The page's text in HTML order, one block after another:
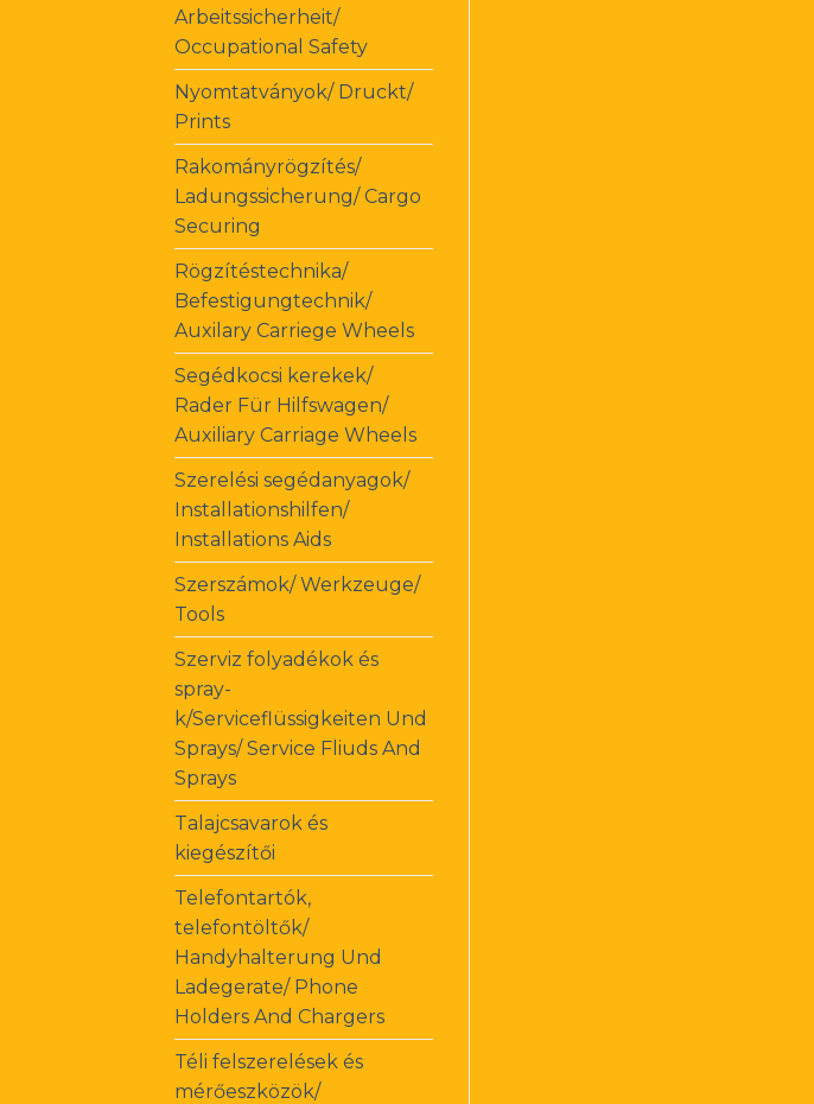
Arbeitssicherheit/
Occupational Safety
Nyomtatványok/ Druckt/
Prints
Rakományrögzítés/
Ladungssicherung/ Cargo
Securing
Rögzítéstechnika/
Befestigungtechnik/
Auxilary Carriege Wheels
Segédkocsi kerekek/
Rader Für Hilfswagen/
Auxiliary Carriage Wheels
Szerelési segédanyagok/
Installationshilfen/
Installations Aids
Szerszámok/ Werkzeuge/
Tools
Szerviz folyadékok és
spray-
k/Serviceflüssigkeiten Und
Sprays/ Service Fliuds And
Sprays
Talajcsavarok és
kiegészítői
Telefontartók,
telefontöltők/
Handyhalterung Und
Ladegerate/ Phone
Holders And Chargers
Téli felszerelések és
mérőeszközök/